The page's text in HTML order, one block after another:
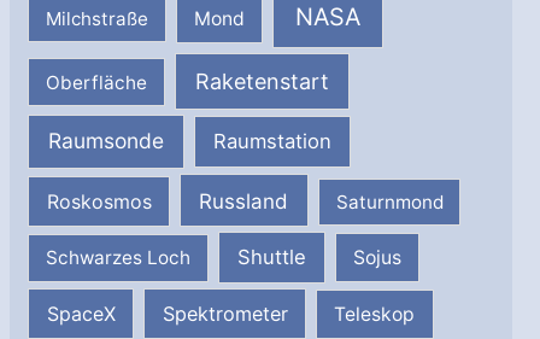
Milchstraße Mond NASA
Oberfläche Raketenstart
Raumsonde Raumstation
Roskosmos Russland Saturnmond
Schwarzes Loch Shuttle Sojus
SpaceX Spektrometer Teleskop